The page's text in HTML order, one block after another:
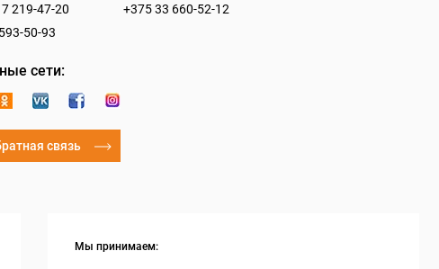
219-47-20
+375 33 660-52-12
50-93
сети:
связь
Мы принимаем: